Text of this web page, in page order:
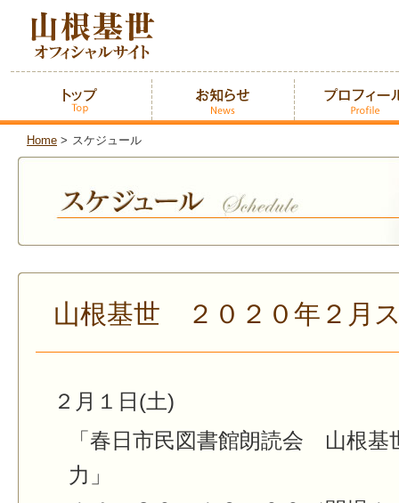
Home > スケジュール
山根基世 ２０２０年２月
２月１日(土)
「春日市民図書館朗読会 山根
力」